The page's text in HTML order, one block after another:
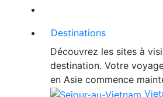
Destinations
Découvrez les sites à
destination. Votre
en Asie commence